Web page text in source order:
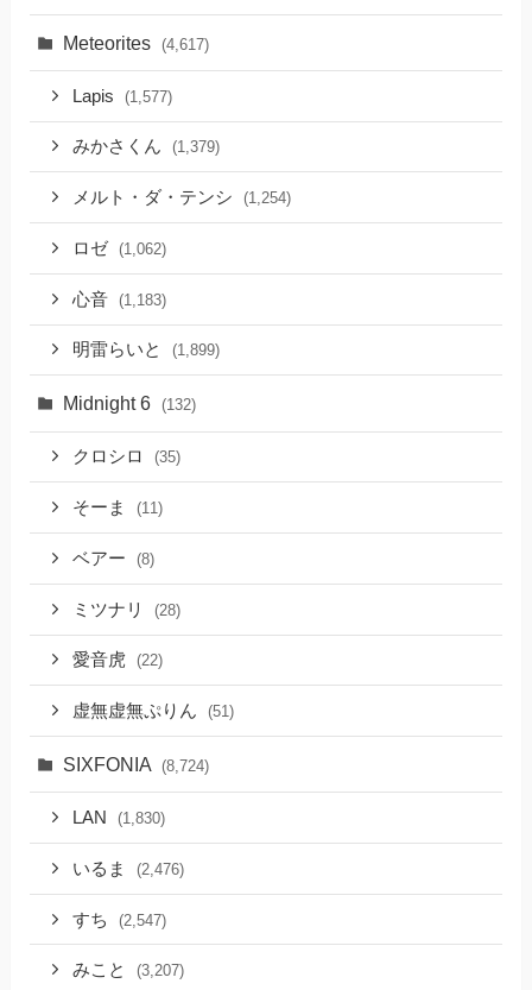
Meteorites (4,617)
Lapis (1,577)
みかさくん (1,379)
メルト・ダ・テンシ (1,254)
ロゼ (1,062)
心音 (1,183)
明雷らいと (1,899)
Midnight 6 (132)
クロシロ (35)
そーま (11)
ベアー (8)
ミツナリ (28)
愛音虎 (22)
虚無虚無ぷりん (51)
SIXFONIA (8,724)
LAN (1,830)
いるま (2,476)
すち (2,547)
みこと (3,207)